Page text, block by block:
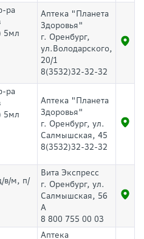
ра
5мл
Аптека "Планета
Здоровья"
г. Оренбург,
ул.Володарского,
20/1
8(3532)32-32-32
ра
5мл
Аптека "Планета
Здоровья"
г. Оренбург, ул.
Салмышская, 45
8(3532)32-32-32
в/м, п/
Вита Экспресс
г. Оренбург, ул.
Салмышская, 56
А
8 800 755 00 03
Аптека